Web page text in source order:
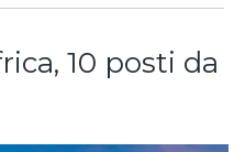
10 posti da